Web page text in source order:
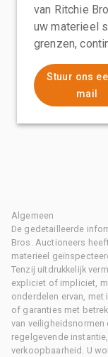
van Ritchie
uw materieel
grenzen,
Stuur ons
mail
Algemeen
De gedetailleerde
Bros. Auctioneers
materieel
Tenzij uitdrukkelijk
expliciet of impliciet,
onderdelen ervan, met
of garanties met
van
regelgevende
verkoopbaarheid. U